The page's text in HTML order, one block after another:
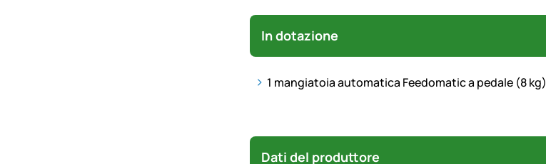
In dotazione
1 mangiatoia automatica Feedomatic a pedale (8 kg)
Dati del produttore